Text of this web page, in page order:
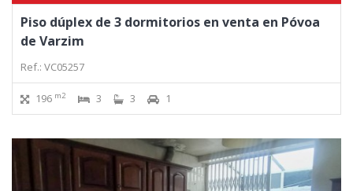
Piso dúplex de 3 dormitorios en venta en Póvoa
de Varzim
Ref.: VC05257
196 m2 3 3 1